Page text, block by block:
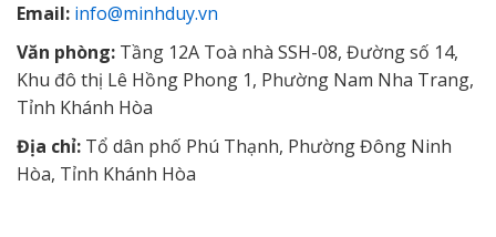
Email: info@minhduy.vn
Văn phòng: Tầng 12A Toà nhà SSH-08, Đường số 14,
Khu đô thị Lê Hồng Phong 1, Phường Nam Nha Trang,
Tỉnh Khánh Hòa
Địa chỉ: Tổ dân phố Phú Thạnh, Phường Đông Ninh
Hòa, Tỉnh Khánh Hòa